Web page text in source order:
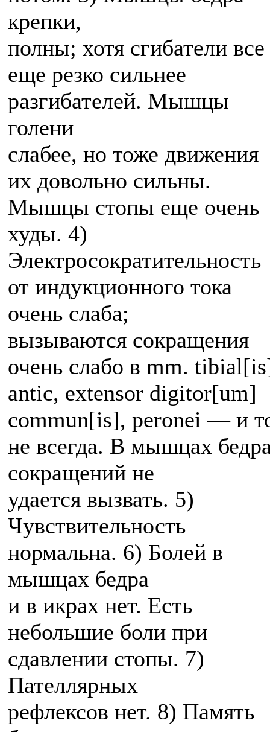
крепки,
полны; хотя сгибатели все
еще резко сильнее
разгибателей. Мышцы
голени
слабее, но тоже движения
их довольно сильны.
Мышцы стопы еще очень
худы. 4)
Электросократительность
от индукционного тока
очень слаба;
вызываются сокращения
очень слабо в mm.
antic, extensor digitor[um]
commun[is], peronei — и
не всегда. В мышцах
сокращений не
удается вызвать. 5)
Чувствительность
нормальна. 6) Болей в
мышцах бедра
и в икрах нет. Есть
небольшие боли при
сдавлении стопы. 7)
Пателлярных
рефлексов нет. 8) Память